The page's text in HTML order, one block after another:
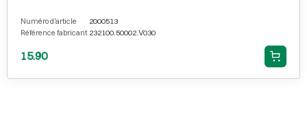
Numéro d'article
2000513
Référence fabricant 232100.50002.V030
15.90